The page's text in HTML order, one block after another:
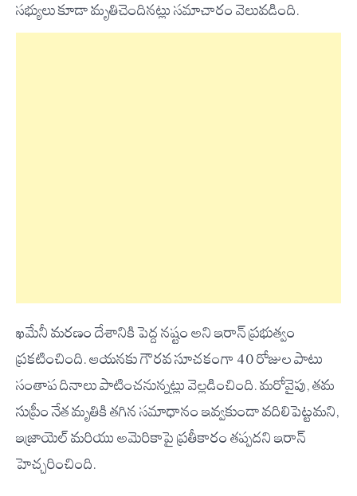
సభ్యులు కూడా మృతిచెందినట్లు సమాచారం వెలువడింది.
ఖమేనీ మరణం దేశానికి పెద్ద నష్టం అని ఇరాన్ ప్రభుత్వం
ప్రకటించింది. ఆయనకు గౌరవ సూచకంగా 40 రోజుల పాటు
సంతాప దినాలు పాటించనున్నట్లు వెల్లడించింది. మరోవైపు, తమ
సుప్రీం నేత మృతికి తగిన సమాధానం ఇవ్వకుండా వదిలిపెట్టమని,
ఇజ్రాయెల్ మరియు అమెరికాపై ప్రతీకారం తప్పదని ఇరాన్
హెచ్చరించింది.